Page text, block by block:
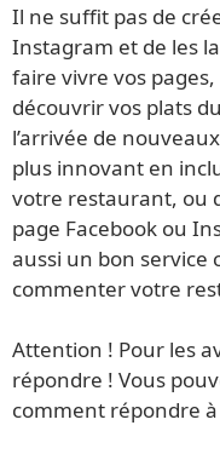
Il ne suffit pas de
Instagram et de les
faire vivre vos
découvrir vos plats
l’arrivée de
plus innovant en
votre restaurant, ou
page Facebook ou
aussi un bon service
commenter votre
Attention ! Pour les
répondre ! Vous
comment répondre